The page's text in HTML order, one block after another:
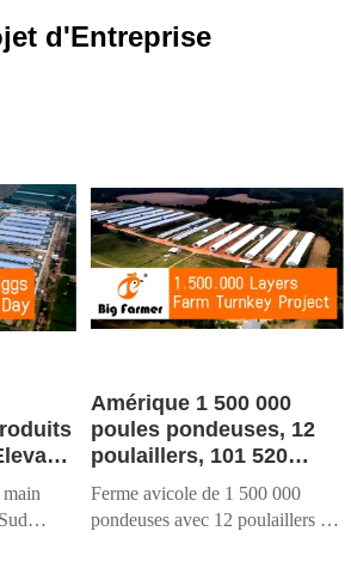
d'Entreprise
main
Amérique 1 500 000
poules pondeuses, 12
poulaillers, 101 520
poules pondeuses par
poulailler, 8 niveaux de
système automatique de
Ferme avicole de 1 500 000
pondeuses avec 12 poulaillers et